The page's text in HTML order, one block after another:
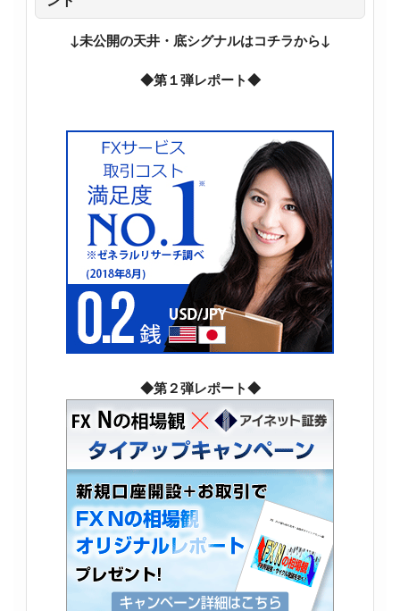
↓未公開の天井・底シグナルはコチラから↓
◆第１弾レポート◆
◆第２弾レポート◆